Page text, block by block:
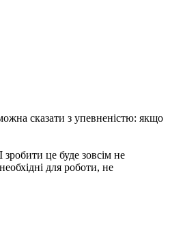
сказати з упевненістю: якщо
це буде зовсім не
для роботи, не